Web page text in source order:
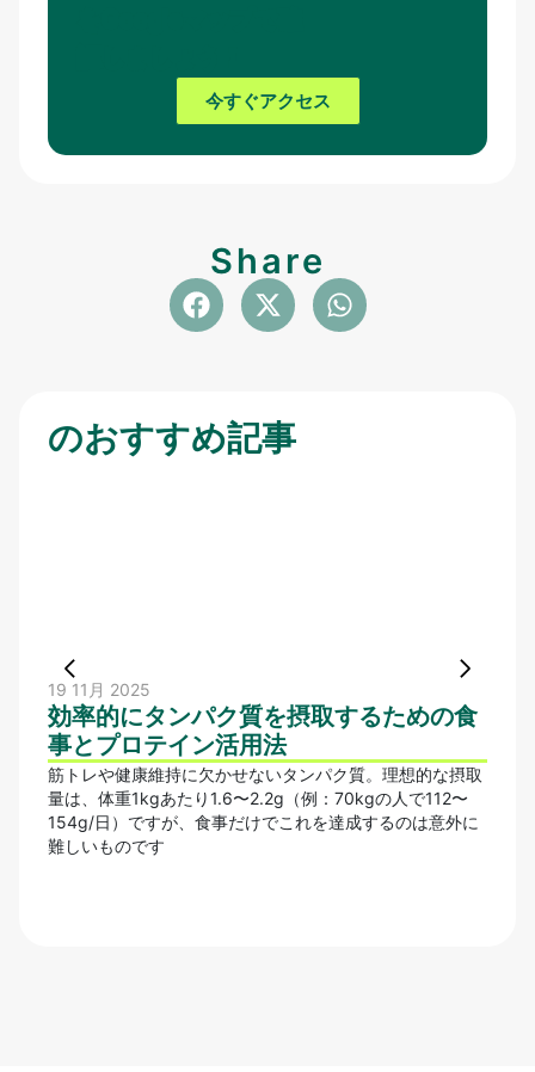
今すぐアクセス
Share
のおすすめ記事
19 11月 2025
効率的にタンパク質を摂取するための食
事とプロテイン活用法
筋トレや健康維持に欠かせないタンパク質。理想的な摂取
量は、体重1kgあたり1.6〜2.2g（例：70kgの人で112〜
154g/日）ですが、食事だけでこれを達成するのは意外に
難しいものです